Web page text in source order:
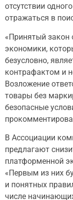
отсутствии
отражаться в
«Принятый закон
экономики,
безусловно,
контрафактом и
Возложение
товары без
безопасные
В Ассоциации
предлагают
платформенной
«Первым из них
и понятных
числе